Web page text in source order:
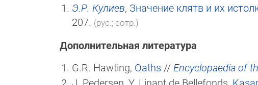
Э.Р. Кулиев, Значение клятв и их
207. (рус.; сотр.)
Дополнительная литература
G.R. Hawting, Oaths // Encyclopaedia of